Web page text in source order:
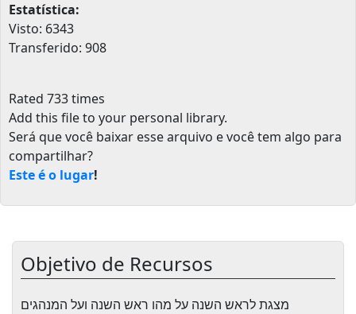
Estatística:
Visto: 6343
Transferido: 908
Rated 733 times
Add this file to your personal library.
Será que você baixar esse arquivo e você tem algo para
compartilhar?
Este é o lugar!
Objetivo de Recursos
מצגת לראש השנה על מהו ראש השנה ועל המנהגים